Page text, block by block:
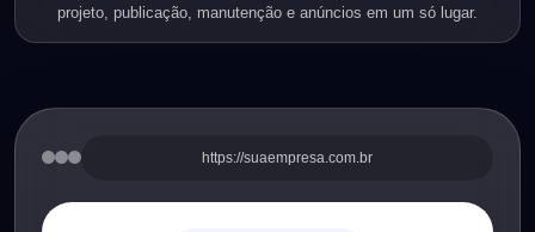
projeto, publicação, manutenção e anúncios em um só lugar.
https://suaempresa.com.br